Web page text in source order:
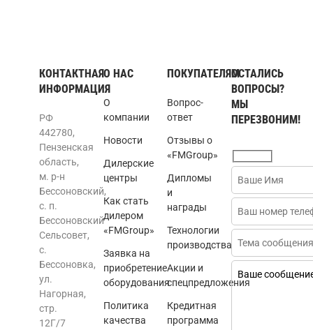
КОНТАКТНАЯ
ИНФОРМАЦИЯ
РФ
442780,
Пензенская
область,
м. р-н
Бессоновский,
с. п.
Бессоновский
Сельсовет,
с.
Бессоновка,
ул.
Нагорная,
стр.
12Г/7
О НАС
О
компании
Новости
Дилерские
центры
Как стать
дилером
«FMGroup»
Заявка на
приобретение
оборудования
Политика
качества
ПОКУПАТЕЛЯМ
Вопрос-
ответ
Отзывы о
«FMGroup»
Дипломы
и
награды
Технологии
производства
Акции и
спецпредложения
Кредитная
программа
ОСТАЛИСЬ
ВОПРОСЫ?
МЫ
ПЕРЕЗВОНИМ!